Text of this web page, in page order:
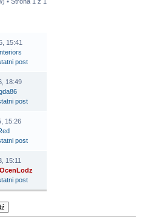
15:41
18:49
15:26
15:11